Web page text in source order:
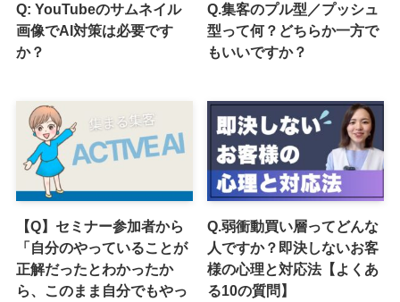
Q: YouTubeのサムネイル
画像でAI対策は必要です
か？
Q.集客のプル型／プッシュ
型って何？どちらか一方で
もいいですか？
【Q】セミナー参加者から
「自分のやっていることが
正解だったとわかったか
ら、このまま自分でもやっ
Q.弱衝動買い層ってどんな
人ですか？即決しないお客
様の心理と対応法【よくあ
る10の質問】